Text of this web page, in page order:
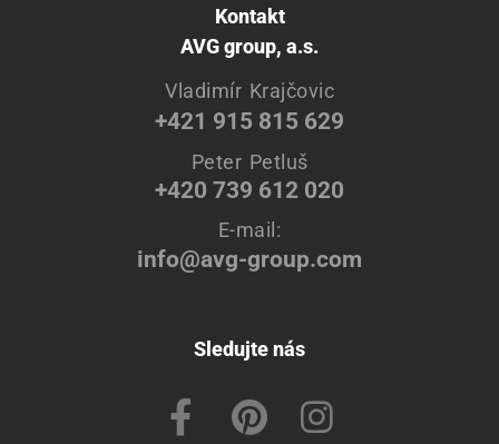
Kontakt
AVG group, a.s.
Vladimír Krajčovic
+421 915 815 629
Peter Petluš
+420 739 612 020
E-mail:
info@avg-group.com
Sledujte nás